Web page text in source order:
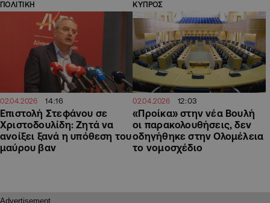
ΠΟΛΙΤΙΚΗ
02.04.2026 14:16
Επιστολή Στεφάνου σε
Χριστοδουλίδη: Ζητά να
ανοίξει ξανά η υπόθεση του
μαύρου βαν
ΚΥΠΡΟΣ
02.04.2026 12:03
«Προίκα» στην νέα Βουλή
οι παρακολουθήσεις, δεν
οδηγήθηκε στην Ολομέλεια
το νομοσχέδιο